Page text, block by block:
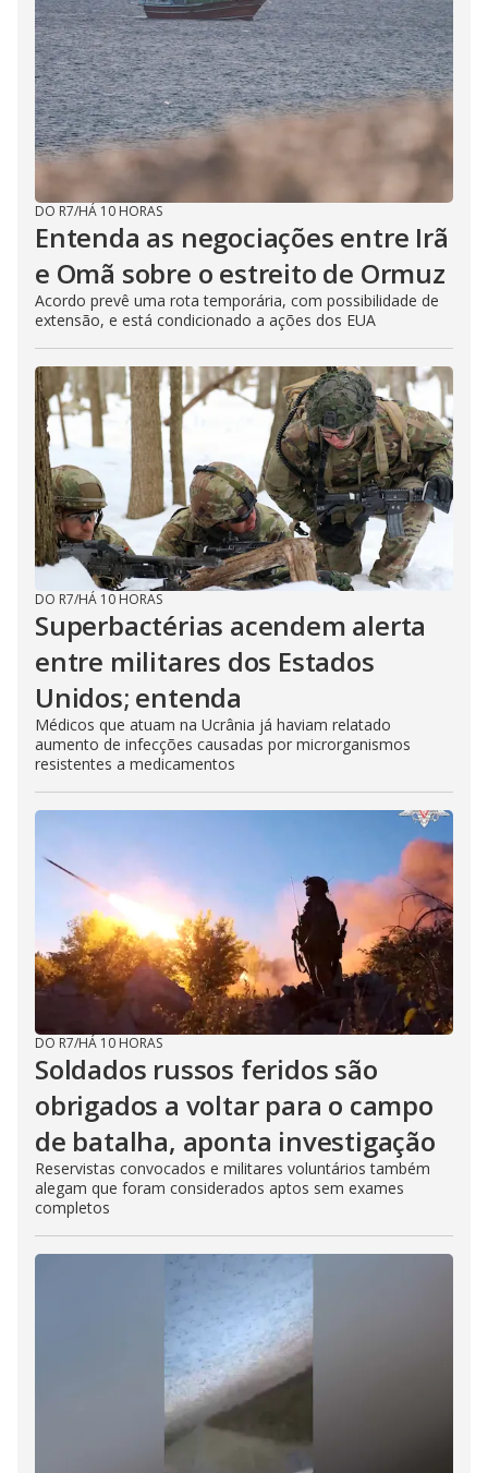
DO R7/HÁ 10 HORAS
Entenda as negociações entre Irã
e Omã sobre o estreito de Ormuz
Acordo prevê uma rota temporária, com possibilidade de
extensão, e está condicionado a ações dos EUA
DO R7/HÁ 10 HORAS
Superbactérias acendem alerta
entre militares dos Estados
Unidos; entenda
Médicos que atuam na Ucrânia já haviam relatado
aumento de infecções causadas por microrganismos
resistentes a medicamentos
DO R7/HÁ 10 HORAS
Soldados russos feridos são
obrigados a voltar para o campo
de batalha, aponta investigação
Reservistas convocados e militares voluntários também
alegam que foram considerados aptos sem exames
completos